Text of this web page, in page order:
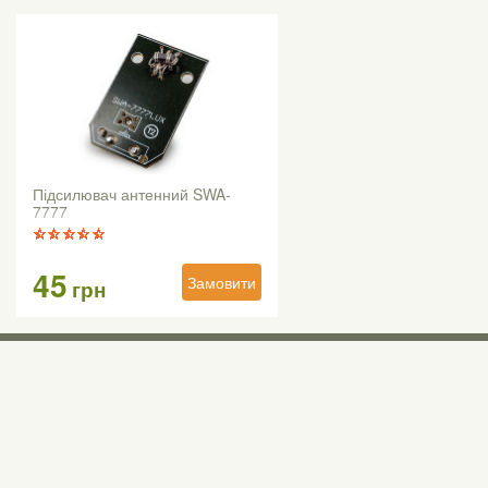
Підсилювач антенний SWA-
7777
45 грн Замовити